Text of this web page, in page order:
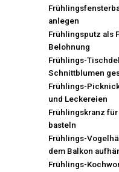
anlegen
Frühlingsputz als
Belohnung
Frühlings-
Schnittblumen
Frühlings-
und Leckereien
Frühlingskranz
basteln
Frühlings-
dem Balkon
Frühlings-